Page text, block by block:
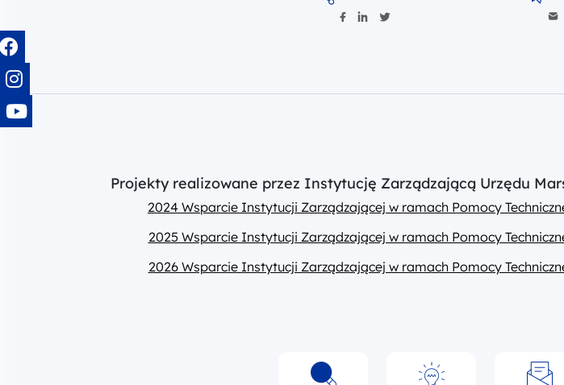
Projekty realizowane przez Instytucję Zarządzającą Urzędu
2024 Wsparcie Instytucji Zarządzającej w ramach Pomocy
2025 Wsparcie Instytucji Zarządzającej w ramach Pomocy
2026 Wsparcie Instytucji Zarządzającej w ramach Pomocy